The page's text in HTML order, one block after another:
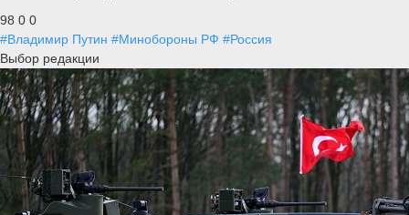
98 0 0
#Владимир Путин #Минобороны РФ #Россия
Выбор редакции